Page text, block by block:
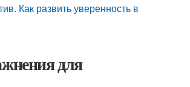
Как развить уверенность в
для